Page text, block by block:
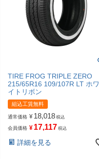
TIRE FROG TRIPLE ZERO
215/65R16 109/107R LT ホワ
イトリボン
組込工賃無料
通常価格 ¥ 18,018 税込
会員価格 ¥ 17,117 税込
詳細を見る